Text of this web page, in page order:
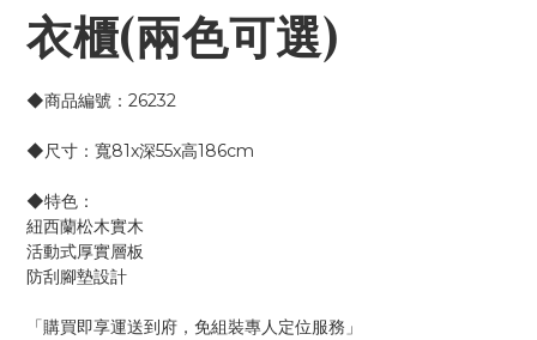
衣櫃(兩色可選)
◆商品編號：26232
◆尺寸：寬81x深55x高186cm
◆特色：
紐西蘭松木實木
活動式厚實層板
防刮腳墊設計
「購買即享運送到府，免組裝專人定位服務」